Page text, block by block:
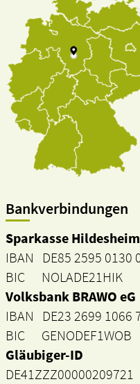
Bankverbindungen
Sparkasse
IBAN DE85 2595 0130
BIC NOLADE21HIK
Volksbank BRAWO eG
IBAN DE23 2699 1066
BIC GENODEF1WOB
Gläubiger-ID
DE41ZZZ00000209721